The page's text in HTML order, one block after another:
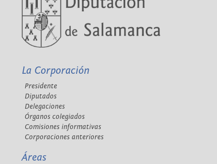
La Corporación
Presidente
Diputados
Delegaciones
Órganos colegiados
Comisiones informativas
Corporaciones anteriores
Áreas